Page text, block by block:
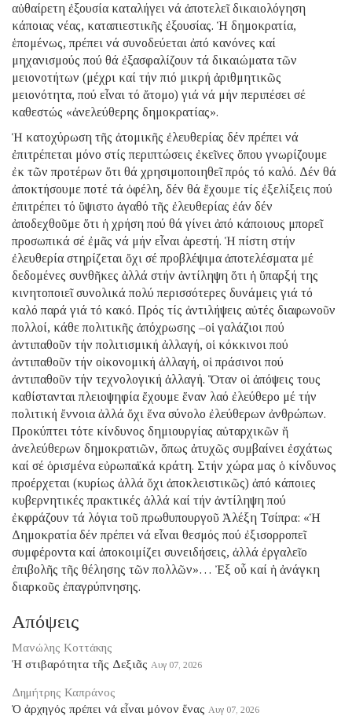
αὐθαίρετη ἐξουσία καταλήγει νά ἀποτελεῖ δικαιολόγηση
κάποιας νέας, καταπιεστικῆς ἐξουσίας. Ἡ δημοκρατία,
ἑπομένως, πρέπει νά συνοδεύεται ἀπό κανόνες καί
μηχανισμούς πού θά ἐξασφαλίζουν τά δικαιώματα τῶν
μειονοτήτων (μέχρι καί τήν πιό μικρή ἀριθμητικῶς
μειονότητα, πού εἶναι τό ἄτομο) γιά νά μήν περιπέσει σέ
καθεστώς «ἀνελεύθερης δημοκρατίας».
Ἡ κατοχύρωση τῆς ἀτομικῆς ἐλευθερίας δέν πρέπει νά
ἐπιτρέπεται μόνο στίς περιπτώσεις ἐκεῖνες ὅπου γνωρίζουμε
ἐκ τῶν προτέρων ὅτι θά χρησιμοποιηθεῖ πρός τό καλό. Δέν θά
ἀποκτήσουμε ποτέ τά ὀφέλη, δέν θά ἔχουμε τίς ἐξελίξεις πού
ἐπιτρέπει τό ὕψιστο ἀγαθό τῆς ἐλευθερίας ἐάν δέν
ἀποδεχθοῦμε ὅτι ἡ χρήση πού θά γίνει ἀπό κάποιους μπορεῖ
προσωπικά σέ ἐμᾶς νά μήν εἶναι ἀρεστή. Ἡ πίστη στήν
ἐλευθερία στηρίζεται ὄχι σέ προβλέψιμα ἀποτελέσματα μέ
δεδομένες συνθῆκες ἀλλά στήν ἀντίληψη ὅτι ἡ ὕπαρξή της
κινητοποιεῖ συνολικά πολύ περισσότερες δυνάμεις γιά τό
καλό παρά γιά τό κακό. Πρός τίς ἀντιλήψεις αὐτές διαφωνοῦν
πολλοί, κάθε πολιτικῆς ἀπόχρωσης –οἱ γαλάζιοι πού
ἀντιπαθοῦν τήν πολιτισμική ἀλλαγή, οἱ κόκκινοι πού
ἀντιπαθοῦν τήν οἰκονομική ἀλλαγή, οἱ πράσινοι πού
ἀντιπαθοῦν τήν τεχνολογική ἀλλαγή. Ὅταν οἱ ἀπόψεις τους
καθίστανται πλειοψηφία ἔχουμε ἕναν λαό ἐλεύθερο μέ τήν
πολιτική ἔννοια ἀλλά ὄχι ἕνα σύνολο ἐλεύθερων ἀνθρώπων.
Προκύπτει τότε κίνδυνος δημιουργίας αὐταρχικῶν ἤ
ἀνελεύθερων δημοκρατιῶν, ὅπως ἀτυχῶς συμβαίνει ἐσχάτως
καί σέ ὁρισμένα εὐρωπαϊκά κράτη. Στήν χώρα μας ὁ κίνδυνος
προέρχεται (κυρίως ἀλλά ὄχι ἀποκλειστικῶς) ἀπό κάποιες
κυβερνητικές πρακτικές ἀλλά καί τήν ἀντίληψη πού
ἐκφράζουν τά λόγια τοῦ πρωθυπουργοῦ Ἀλέξη Τσίπρα: «Ἡ
Δημοκρατία δέν πρέπει νά εἶναι θεσμός πού ἐξισορροπεῖ
συμφέροντα καί ἀποκοιμίζει συνειδήσεις, ἀλλά ἐργαλεῖο
ἐπιβολῆς τῆς θέλησης τῶν πολλῶν»… Ἐξ οὗ καί ἡ ἀνάγκη
διαρκοῦς ἐπαγρύπνησης.
Απόψεις
Μανώλης Κοττάκης
Ἡ στιβαρότητα τῆς Δεξιᾶς Αυγ 07, 2026
Δημήτρης Καπράνος
Ὁ ἀρχηγός πρέπει νά εἶναι μόνον ἕνας Αυγ 07, 2026